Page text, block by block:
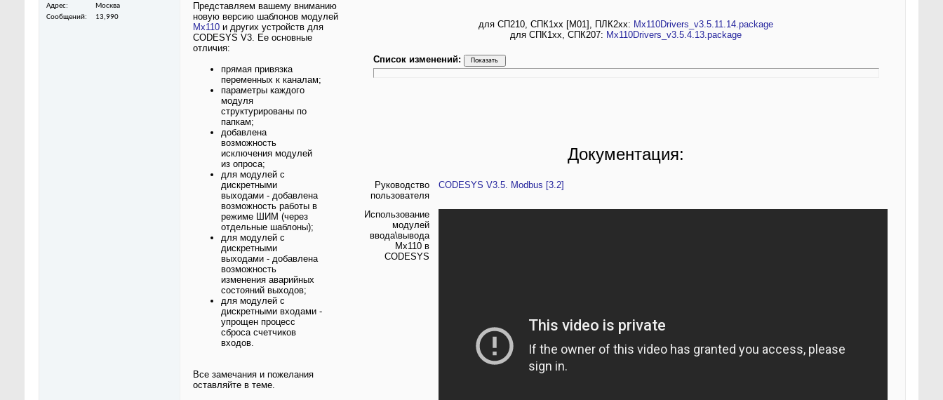
Адрес
Москва
Сообщений
13,990
Представляем вашему вниманию
новую версию шаблонов модулей
Mx110и других устройств для
CODESYS V3. Ее основные
отличия:
прямая привязка
переменных к каналам;
параметры каждого
модуля
структурированы по
папкам;
добавлена
возможность
исключения модулей
из опроса;
для модулей с
дискретными
выходами - добавлена
возможность работы в
режиме ШИМ (через
отдельные шаблоны);
для модулей с
дискретными
выходами - добавлена
возможность
изменения аварийных
состояний выходов;
для модулей с
дискретными входами -
упрощен процесс
сброса счетчиков
входов.
Все замечания и пожелания
оставляйте в теме.
для СП210, СПК1хх [М01], ПЛК2xx: Mx110Drivers_v3.5.11.14.package
для СПК1хх, СПК207: Mx110Drivers_v3.5.4.13.package
Список изменений:
Документация:
Руководство
пользователя
CODESYS V3.5. Modbus [3.2]
Использование
модулей
ввода\вывода
Mx110 в
CODESYS